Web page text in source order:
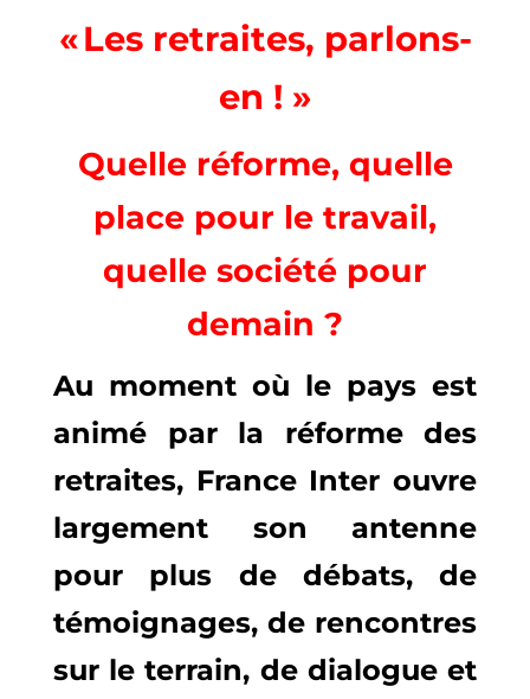
« Les retraites, parlons-
en ! »
Quelle réforme, quelle
place pour le travail,
quelle société pour
demain ?
Au moment où le pays est
animé par la réforme des
retraites, France Inter ouvre
largement son antenne
pour plus de débats, de
témoignages, de rencontres
sur le terrain, de dialogue et